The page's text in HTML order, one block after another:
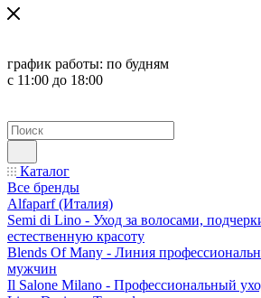
график работы: по будням
с 11:00 до 18:00
Каталог
Все бренды
Alfaparf (Италия)
Semi di Lino - Уход за волосами,
естественную красоту
Blends Of Many - Линия
мужчин
Il Salone Milano - Профессиональный